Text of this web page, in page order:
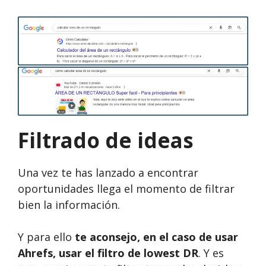
Filtrado de ideas
Una vez te has lanzado a encontrar
oportunidades llega el momento de filtrar
bien la información.
Y para ello te aconsejo, en el caso de usar
Ahrefs, usar el filtro de lowest DR. Y es